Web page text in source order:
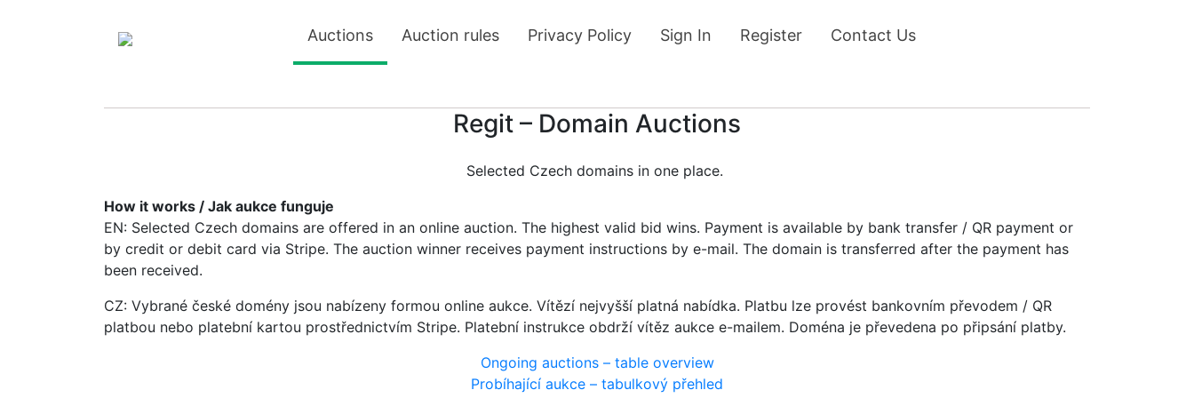
Auctions Auction rules Privacy Policy Sign In Register Contact Us
Regit – Domain Auctions
Selected Czech domains in one place.
How it works / Jak aukce funguje
EN: Selected Czech domains are offered in an online auction. The highest valid bid wins. Payment is available by bank transfer / QR payment or
by credit or debit card via Stripe. The auction winner receives payment instructions by e-mail. The domain is transferred after the payment has
been received.
CZ: Vybrané české domény jsou nabízeny formou online aukce. Vítězí nejvyšší platná nabídka. Platbu lze provést bankovním převodem / QR
platbou nebo platební kartou prostřednictvím Stripe. Platební instrukce obdrží vítěz aukce e-mailem. Doména je převedena po připsání platby.
Ongoing auctions – table overview
Probíhající aukce – tabulkový přehled